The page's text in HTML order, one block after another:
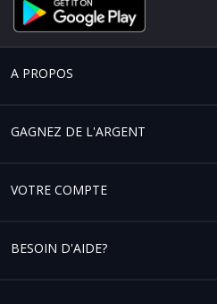
A PROPOS
Qui sommes-nous ?
Paramètres de confidentialité
GAGNEZ DE L'ARGENT
Vendre sur Africaplace
Devenez partenaire de service
VOTRE COMPTE
Votre compte
BESOIN D'AIDE?